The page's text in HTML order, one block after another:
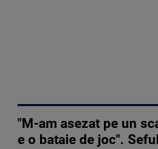
"M-am asezat pe un
e o bataie de joc".